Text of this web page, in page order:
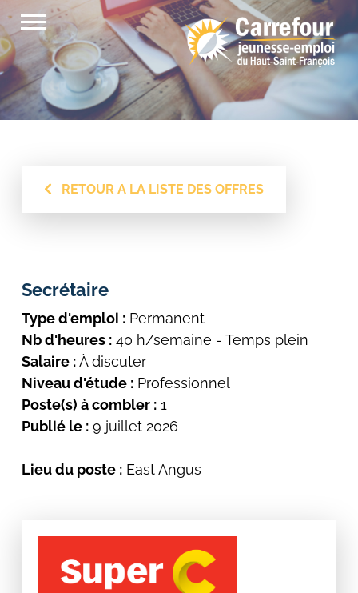
Passer
au
contenu
RETOUR A LA LISTE DES OFFRES
Secrétaire
Type d'emploi : Permanent
Nb d'heures : 40 h/semaine - Temps plein
Salaire :À discuter
Niveau d'étude : Professionnel
Poste(s) à combler : 1
Publié le : 9 juillet 2026
Lieu du poste : East Angus